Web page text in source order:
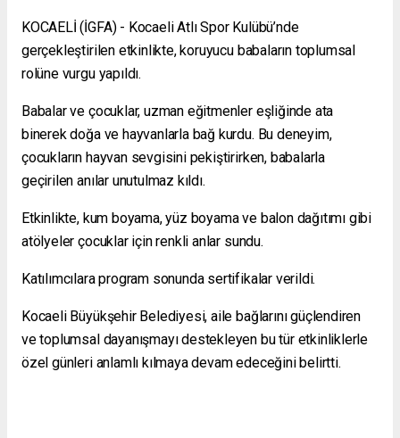
KOCAELİ (İGFA) - Kocaeli Atlı Spor Kulübü’nde
gerçekleştirilen etkinlikte, koruyucu babaların toplumsal
rolüne vurgu yapıldı.
Babalar ve çocuklar, uzman eğitmenler eşliğinde ata
binerek doğa ve hayvanlarla bağ kurdu. Bu deneyim,
çocukların hayvan sevgisini pekiştirirken, babalarla
geçirilen anılar unutulmaz kıldı.
Etkinlikte, kum boyama, yüz boyama ve balon dağıtımı gibi
atölyeler çocuklar için renkli anlar sundu.
Katılımcılara program sonunda sertifikalar verildi.
Kocaeli Büyükşehir Belediyesi, aile bağlarını güçlendiren
ve toplumsal dayanışmayı destekleyen bu tür etkinliklerle
özel günleri anlamlı kılmaya devam edeceğini belirtti.